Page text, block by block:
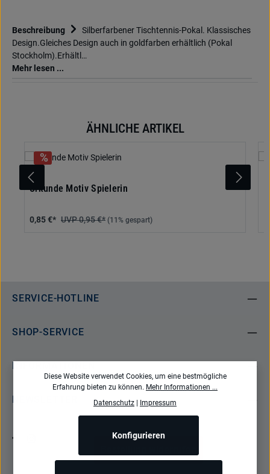
Beschreibung
Silberfarbener Tischtennis-Pokal. Klassisches
Design.Gleiches Design auch in goldfarben erhältlich (Pokal
Stockholm).Erhältl…
Mehr lesen ...
Produktgalerie überspringenÄHNLICHE ARTIKEL
Urkunde Motiv Spielerin
0,85 €* 0,95 €* (11% gespart)
SERVICE-HOTLINE
SHOP-SERVICE
Diese Website verwendet Cookies, um eine bestmögliche
Erfahrung bieten zu können. Mehr Informationen ...
Datenschutz
Impressum
Konfigurieren